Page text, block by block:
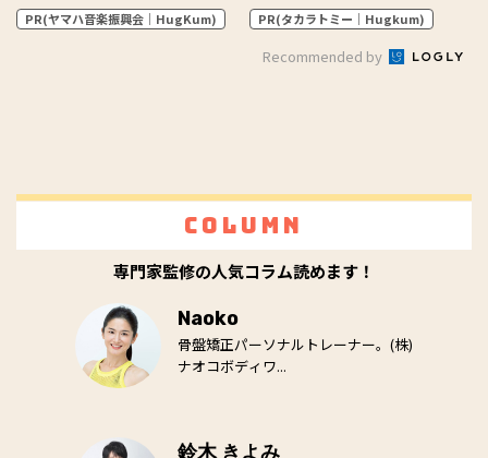
PR(ヤマハ音楽振興会｜HugKum) PR(タカラトミー｜Hugkum)
Recommended by
Column
専門家監修の人気コラム読めます！
Naoko
骨盤矯正パーソナルトレーナー。(株)
ナオコボディワ...
鈴木 きよみ